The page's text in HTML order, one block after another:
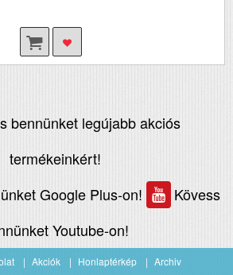
bennünket legújabb akciós
termékeinkért!
Google Plus-on!
Kövess
Youtube-on!
Akciók Honlaptérkép Archiv